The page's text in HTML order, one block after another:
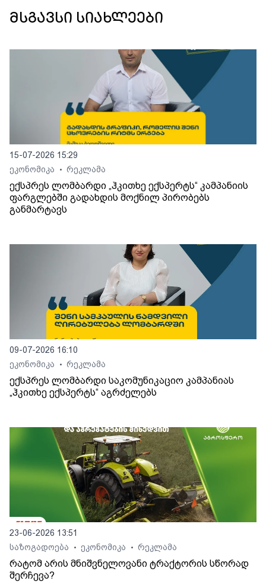
მსგავსი სიახლეები
15-07-2026 15:29
ეკონომიკა
• რეკლამა
ექსპრეს ლომბარდი „ჰკითხე ექსპერტს“ კამპანიის
ფარგლებში გადახდის მოქნილ პირობებს
განმარტავს
09-07-2026 16:10
ეკონომიკა
• რეკლამა
ექსპრეს ლომბარდი საკომუნიკაციო კამპანიას
„ჰკითხე ექსპერტს“ აგრძელებს
23-06-2026 13:51
საზოგადოება
• ეკონომიკა • რეკლამა
რატომ არის მნიშვნელოვანი ტრაქტორის სწორად
შერჩევა?